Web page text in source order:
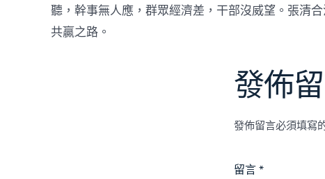
聽，幹事無人應，群眾經濟差，干部沒威望。張清
共贏之路。
發佈
發佈留言必須填寫
留言*